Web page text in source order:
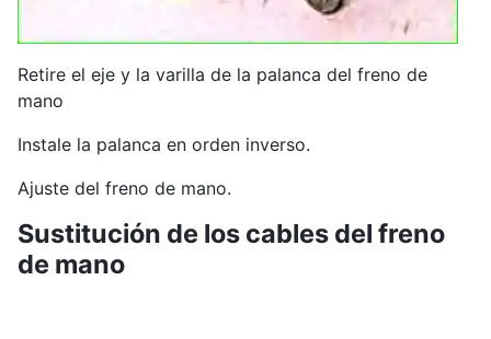
Retire el eje y la varilla de la palanca del freno de
mano
Instale la palanca en orden inverso.
Ajuste del freno de mano.
Sustitución de los cables del freno
de mano